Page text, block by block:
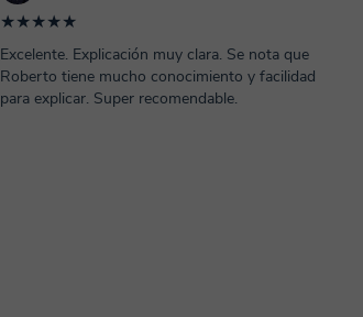
★★★★★
Excelente. Explicación muy clara. Se nota que
Roberto tiene mucho conocimiento y facilidad
para explicar. Super recomendable.